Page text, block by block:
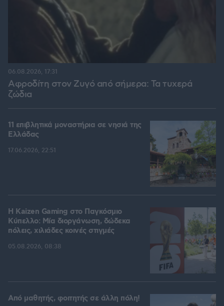
Αφροδίτη στον Ζυγό από σήμερα: Τα τυχερά
ζώδια
06.08.2026, 17:31
11 επιβλητικά μοναστήρια σε νησιά της
Ελλάδας
17.06.2026, 22:51
H Kaizen Gaming στο Παγκόσμιο
Kύπελλο: Μία διοργάνωση, δώδεκα
πόλεις, χιλιάδες κοινές στιγμές
05.08.2026, 08:38
Από μαθητής, φοιτητής σε άλλη πόλη!